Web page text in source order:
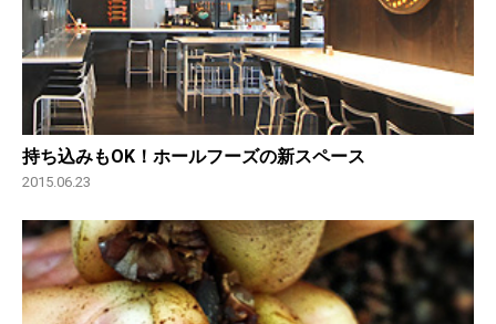
持ち込みもOK！ホールフーズの新スペース
2015.06.23